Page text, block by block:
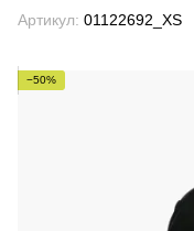
Артикул: 01122692_XS
−50%